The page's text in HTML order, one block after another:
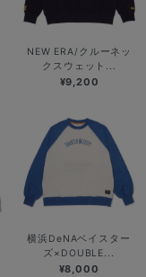
NEW ERA/クルーネッ
クスウェット...
¥9,200
横浜DeNAベイスター
ズ×DOUBLE...
¥8,000